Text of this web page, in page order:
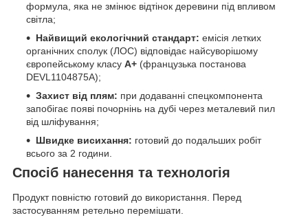
формула, яка не змінює відтінок деревини під впливом
світла;
Найвищий екологічний стандарт: емісія летких
органічних сполук (ЛОС) відповідає найсуворішому
європейському класу А+ (французька постанова
DEVL1104875A);
Захист від плям: при додаванні спецкомпонента
запобігає появі почорнінь на дубі через металевий пил
від шліфування;
Швидке висихання: готовий до подальших робіт
всього за 2 години.
Спосіб нанесення та технологія
Продукт повністю готовий до використання. Перед
застосуванням ретельно перемішати.